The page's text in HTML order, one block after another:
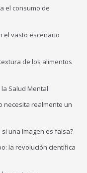
el consumo de
el vasto escenario
de los alimentos
Salud Mental
necesita realmente un
una imagen es falsa?
la revolución científica